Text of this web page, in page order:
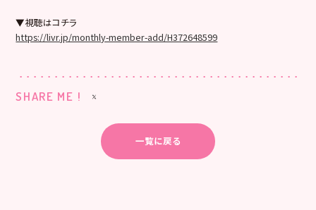
▼視聴はコチラ
https://livr.jp/monthly-member-add/H372648599
SHARE ME !
一覧に戻る